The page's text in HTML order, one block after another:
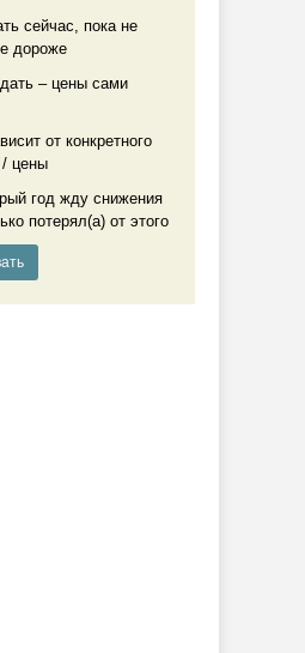
сейчас, пока не
дороже
– цены сами
от конкретного
/ цены
год жду снижения
потерял(а) от этого